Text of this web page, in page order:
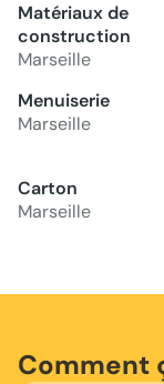
Matériaux de
construction
Marseille
Menuiserie
Marseille
Carton
Marseille
Comment